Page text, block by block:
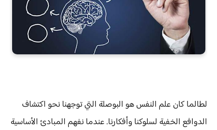
لطالما كان علم النفس هو البوصلة التي توجهنا نحو اكتشاف
الدوافع الخفية لسلوكنا وأفكارنا. عندما نفهم المبادئ الأساسية